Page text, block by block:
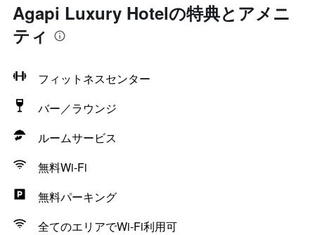
Agapi Luxury Hotelの特典とアメニ
ティ
フィットネスセンター
バー／ラウンジ
ルームサービス
無料Wi-Fi
無料パーキング
全てのエリアでWi-Fi利用可